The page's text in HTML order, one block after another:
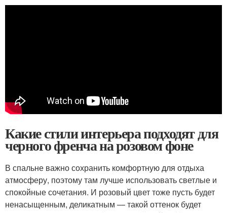
Какие стили интерьера подходят для
черного френча на розовом фоне
В спальне важно сохранить комфортную для отдыха
атмосферу, поэтому там лучше использовать светлые и
спокойные сочетания. И розовый цвет тоже пусть будет
ненасыщенным, деликатным — такой оттенок будет